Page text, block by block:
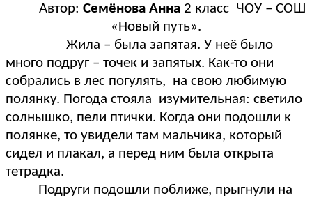
Автор:Семёнова Анна 2 класс ЧОУ – СОШ
«Новый путь».
Жила – была запятая. У неё было
много подруг – точек и запятых. Как-то они
собрались в лес погулять, на свою любимую
полянку. Погода стояла изумительная: светило
солнышко, пели птички. Когда они подошли к
полянке, то увидели там мальчика, который
сидел и плакал, а перед ним была открыта
тетрадка.
Подруги подошли поближе, прыгнули на